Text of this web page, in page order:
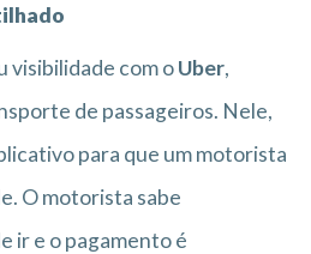
visibilidade com oUber,
de passageiros. Nele,
para que um motorista
O motorista sabe
ir e o pagamento é